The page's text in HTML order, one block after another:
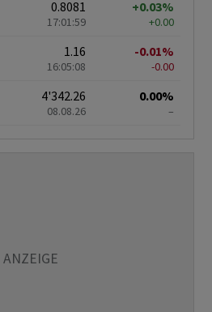
0.8081
17:01:59
+0.03%
+0.00
1.16
16:05:08
-0.01%
-0.00
4'342.26
08.08.26
0.00%
–